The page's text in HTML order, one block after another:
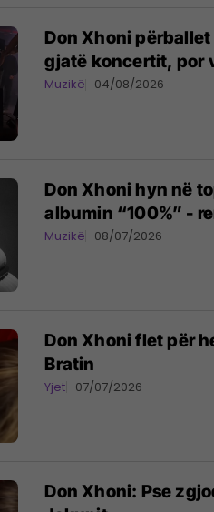
Don Xhoni
gjatë koncertit, por
Muzikë 04/08/2026
Don Xhoni hyn në
albumin “100%” -
Muzikë 08/07/2026
Don Xhoni flet për
Bratin
Yjet 07/07/2026
Don Xhoni: Pse